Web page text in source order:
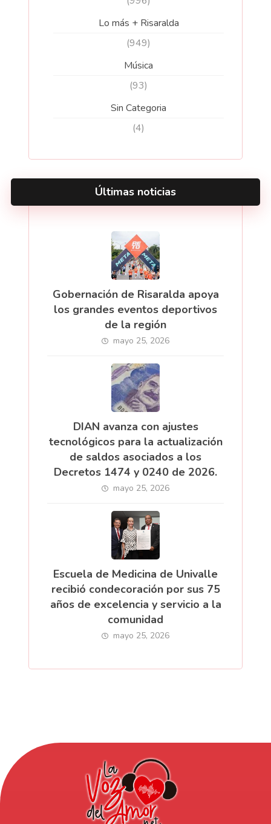
Lo más + Risaralda
(949)
Música
(93)
Sin Categoria
(4)
Últimas noticias
Gobernación de Risaralda apoya
los grandes eventos deportivos
de la región
mayo 25, 2026
DIAN avanza con ajustes
tecnológicos para la actualización
de saldos asociados a los
Decretos 1474 y 0240 de 2026.
mayo 25, 2026
Escuela de Medicina de Univalle
recibió condecoración por sus 75
años de excelencia y servicio a la
comunidad
mayo 25, 2026